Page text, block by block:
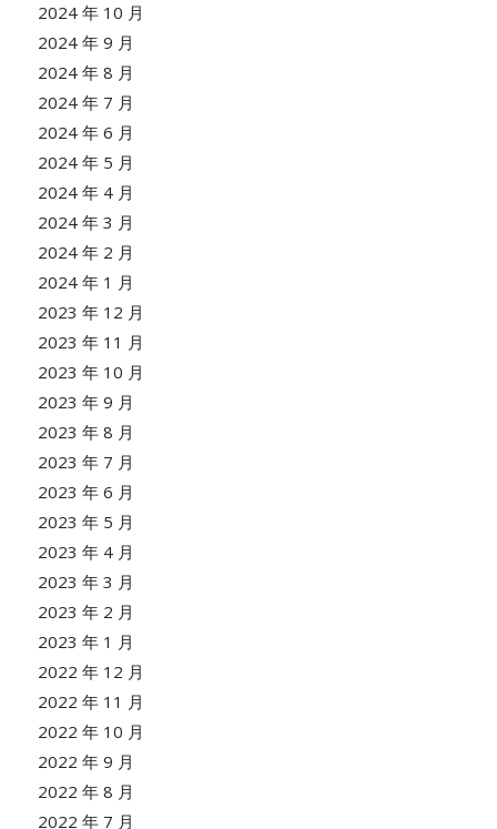
2024 年 10 月
2024 年 9 月
2024 年 8 月
2024 年 7 月
2024 年 6 月
2024 年 5 月
2024 年 4 月
2024 年 3 月
2024 年 2 月
2024 年 1 月
2023 年 12 月
2023 年 11 月
2023 年 10 月
2023 年 9 月
2023 年 8 月
2023 年 7 月
2023 年 6 月
2023 年 5 月
2023 年 4 月
2023 年 3 月
2023 年 2 月
2023 年 1 月
2022 年 12 月
2022 年 11 月
2022 年 10 月
2022 年 9 月
2022 年 8 月
2022 年 7 月